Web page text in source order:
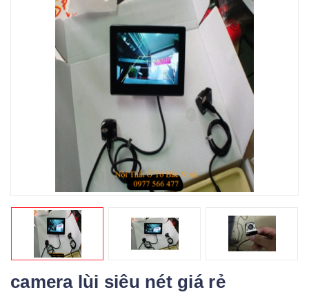
camera lùi siêu nét giá rẻ